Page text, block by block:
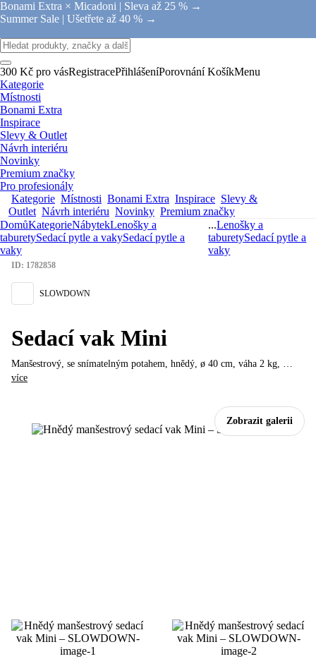
Bonami Extra × Micadoni | Sleva až 25 % →
Summer Sale | Ušetřete až 40 % →
300 Kč pro vásRegistracePřihlášeníPorovnání KošíkMenu
Kategorie
Místnosti
Bonami Extra
Inspirace
Slevy & Outlet
Návrh interiéru
Novinky
Premium značky
Pro profesionály
Kategorie Místnosti Bonami Extra Inspirace Slevy &
Outlet Návrh interiéru Novinky Premium značky
DomůKategorieNábytekLenošky a
taburetySedací pytle a vakySedací pytle a
vaky
...Lenošky a
taburetySedací pytle a
vaky
Zobrazit galerii
ID: 1782858
SLOWDOWN
Sedací vak Mini
Manšestrový, se snímatelným potahem, hnědý, ø 40 cm, váha 2 kg, …
více